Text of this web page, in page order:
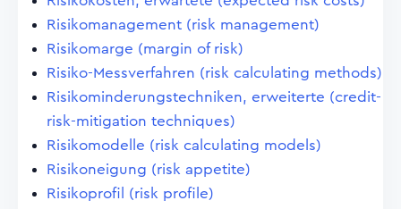
Risikomanagement (risk management)
Risikomarge (margin of risk)
Risiko-Messverfahren (risk calculating methods)
Risikominderungstechniken, erweiterte (credit-
risk-mitigation techniques)
Risikomodelle (risk calculating models)
Risikoneigung (risk appetite)
Risikoprofil (risk profile)